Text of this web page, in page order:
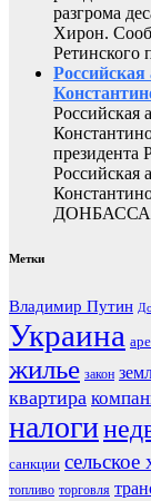
разгрома
Хирон.
Российская
президента
Российская
Метки
Владимир Путин
Украина
жилье закон
квартира
налоги
санкции сельское
топливо торговля